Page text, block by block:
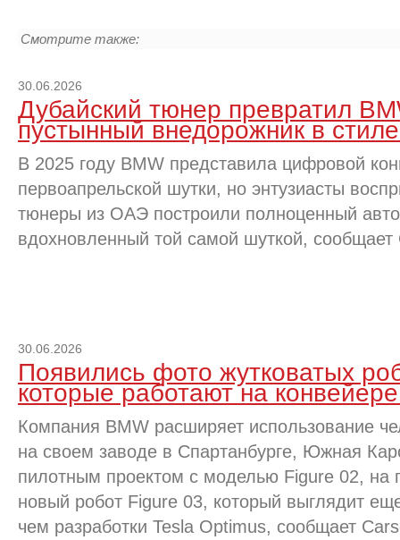
Смотрите также:
30.06.2026
Дубайский тюнер превратил
пустынный внедорожник в
В 2025 году BMW представила цифровой
первоапрельской шутки, но энтузиасты
тюнеры из ОАЭ построили полноценный
вдохновленный той самой шуткой, сообщает
30.06.2026
Появились фото жутковатых
которые работают на
Компания BMW расширяет использование
на своем заводе в Спартанбурге, Южная
пилотным проектом с моделью Figure 02, на
новый робот Figure 03, который выглядит
чем разработки Tesla Optimus, сообщает